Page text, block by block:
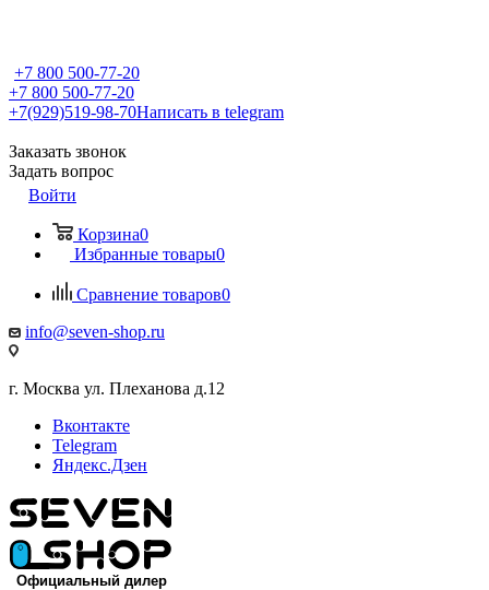
+7 800 500-77-20
+7 800 500-77-20
+7(929)519-98-70Написать в telegram
Заказать звонок
Задать вопрос
Войти
Корзина0
Избранные товары0
Сравнение товаров0
info@seven-shop.ru
г. Москва ул. Плеханова д.12
Вконтакте
Telegram
Яндекс.Дзен